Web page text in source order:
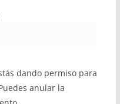
dando permiso para
anular la